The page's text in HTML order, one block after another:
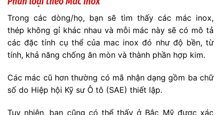
Trong các dòng/họ, bạn sẽ tìm thấy các mác inox,
thép không gỉ khác nhau và mỗi mác này sẽ có mô tả
các đặc tính cụ thể của mac inox đó như độ bền, từ
tính, khả năng chống ăn mòn và thành phần hợp kim.
Các mác cũ hơn thường có mã nhận dạng gồm ba chữ
số do Hiệp hội Kỹ sư Ô tô (SAE) thiết lập.
Tuy nhiên, bạn cũng có thể thấy ở Bắc Mỹ được xác